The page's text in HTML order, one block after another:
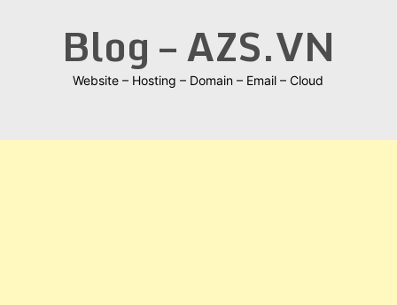
Blog – AZS.VN
Website – Hosting – Domain – Email – Cloud